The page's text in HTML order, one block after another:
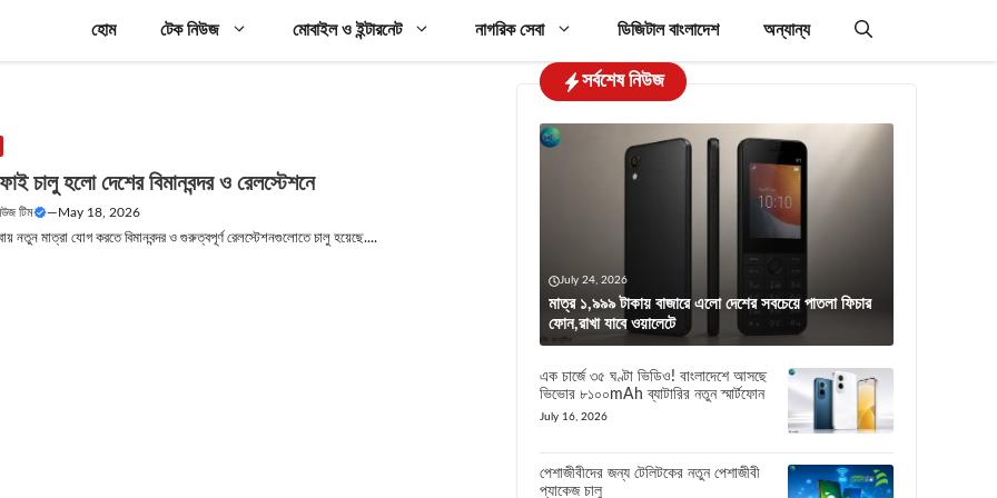
হোম টেক নিউজ মোবাইল ও ইন্টারনেট নাগরিক সেবা ডিজিটাল বাংলাদেশ অন্যান্য
চালু হলো দেশের বিমানবন্দর ও রেলস্টেশনে
টিম —May 18, 2026
নতুন মাত্রা যোগ করতে বিমানবন্দর ও গুরুত্বপূর্ণ রেলস্টেশনগুলোতে চালু হয়েছে....
সর্বশেষ নিউজ
July 24, 2026
মাত্র ১,৯৯৯ টাকায় বাজারে এলো দেশের সবচেয়ে পাতলা ফিচার
ফোন,রাখা যাবে ওয়ালেটে
এক চার্জে ৩৫ ঘণ্টা ভিডিও! বাংলাদেশে আসছে
ভিভোর ৮১০০mAh ব্যাটারির নতুন স্মার্টফোন
July 16, 2026
পেশাজীবীদের জন্য টেলিটকের নতুন পেশাজীবী
প্যাকেজ চালু